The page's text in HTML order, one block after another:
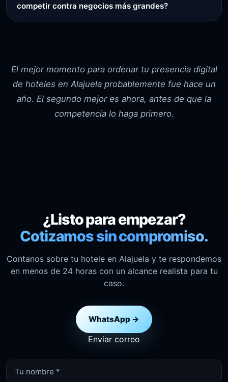
competir contra negocios más grandes?
El mejor momento para ordenar tu presencia digital
de hoteles en Alajuela probablemente fue hace un
año. El segundo mejor es ahora, antes de que la
competencia lo haga primero.
¿Listo para empezar?
Cotizamos sin compromiso.
Contanos sobre tu hotele en Alajuela y te respondemos
en menos de 24 horas con un alcance realista para tu
caso.
WhatsApp →
Enviar correo